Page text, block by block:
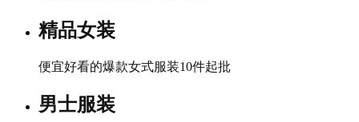
精品女装
便宜好看的爆款女式服装10件起批
男士服装